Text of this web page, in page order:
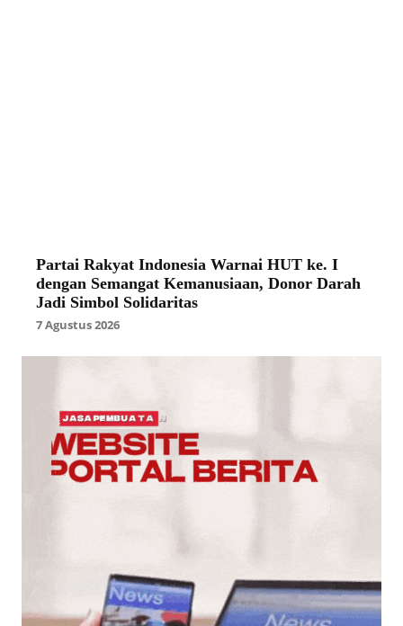
Partai Rakyat Indonesia Warnai HUT ke. I
dengan Semangat Kemanusiaan, Donor Darah
Jadi Simbol Solidaritas
7 Agustus 2026